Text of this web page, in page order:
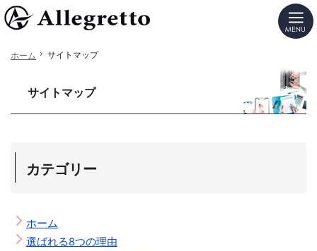
ホーム サイトマップ
サイトマップ
カンタン更新！格安ホームページ制作（レスポンシブ対応）ならSEOに強いアレグレット
格安ホームページ制作（レスポンシブ対応）ならSEO・反響アップにこだわるミラクル
カテゴリー
ホーム
選ばれる8つの理由
ホーム サイトマップ